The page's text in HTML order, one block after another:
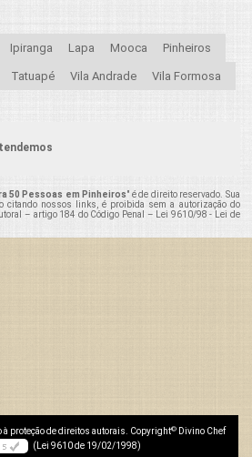
Ipiranga Lapa Mooca Pinheiros
Tatuapé Vila Andrade Vila Formosa
50 Pessoas em Pinheiros" é de direito reservado. Sua
citando nossos links, é proibida sem a autorização do
– artigo 184 do Código Penal – Lei 9610/98 - Lei de
proteção de direitos autorais. Copyright© Divino Chef
(Lei 9610 de 19/02/1998)